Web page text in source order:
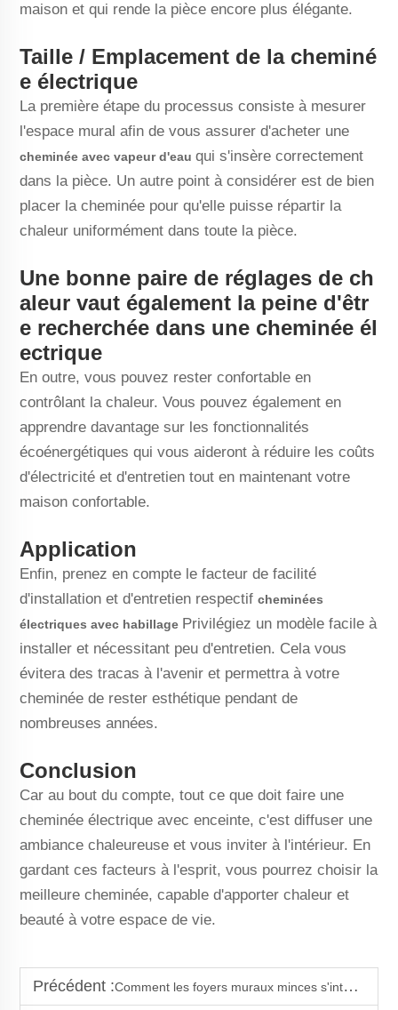
maison et qui rende la pièce encore plus élégante.
Taille / Emplacement de la cheminé
e électrique
La première étape du processus consiste à mesurer
l'espace mural afin de vous assurer d'acheter une
cheminée avec vapeur d'eau qui s'insère correctement
dans la pièce. Un autre point à considérer est de bien
placer la cheminée pour qu'elle puisse répartir la
chaleur uniformément dans toute la pièce.
Une bonne paire de réglages de ch
aleur vaut également la peine d'êtr
e recherchée dans une cheminée él
ectrique
En outre, vous pouvez rester confortable en
contrôlant la chaleur. Vous pouvez également en
apprendre davantage sur les fonctionnalités
écoénergétiques qui vous aideront à réduire les coûts
d'électricité et d'entretien tout en maintenant votre
maison confortable.
Application
Enfin, prenez en compte le facteur de facilité
d'installation et d'entretien respectif cheminées
électriques avec habillage Privilégiez un modèle facile à
installer et nécessitant peu d'entretien. Cela vous
évitera des tracas à l'avenir et permettra à votre
cheminée de rester esthétique pendant de
nombreuses années.
Conclusion
Car au bout du compte, tout ce que doit faire une
cheminée électrique avec enceinte, c'est diffuser une
ambiance chaleureuse et vous inviter à l'intérieur. En
gardant ces facteurs à l'esprit, vous pourrez choisir la
meilleure cheminée, capable d'apporter chaleur et
beauté à votre espace de vie.
Précédent :Comment les foyers muraux minces s'intègrent dans les meubles muraux pour téléviseur